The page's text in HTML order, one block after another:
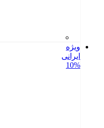
ویژه
ایرانی
10%